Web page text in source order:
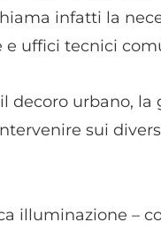
infatti la
e uffici tecnici
decoro urbano, la
sui
illuminazione –